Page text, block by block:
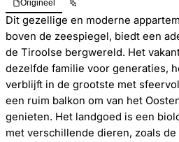
Origineel
Dit gezellige en moderne
boven de zeespiegel, biedt een
de Tiroolse bergwereld. Het
dezelfde familie voor generaties,
verblijft in de grootste met
een ruim balkon om van het
genieten. Het landgoed is een
met verschillende dieren, zoals